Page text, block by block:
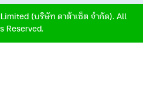
(บริษัท ดาต้าเซ็ต จำกัด). All
Reserved.